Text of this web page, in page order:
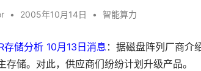
• 2005年10月14日 • 智能算力
存储分析 10月13日消息 ：据磁盘阵列厂商介
存储。对此，供应商们纷纷计划升级产品。